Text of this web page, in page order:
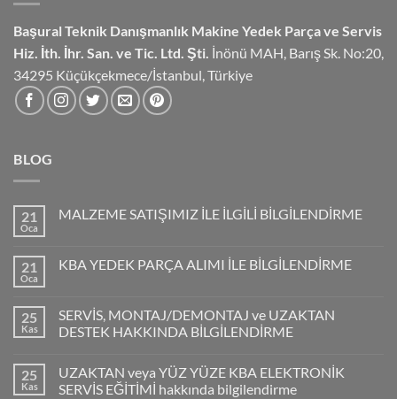
Başural Teknik Danışmanlık Makine Yedek Parça ve Servis
Hiz. İth. İhr. San. ve Tic. Ltd. Şti. İnönü MAH, Barış Sk. No:20,
34295 Küçükçekmece/İstanbul, Türkiye
BLOG
21
Oca
MALZEME SATIŞIMIZ İLE İLGİLİ BİLGİLENDİRME
21
Oca
KBA YEDEK PARÇA ALIMI İLE BİLGİLENDİRME
25
Kas
SERVİS, MONTAJ/DEMONTAJ ve UZAKTAN
DESTEK HAKKINDA BİLGİLENDİRME
25
Kas
UZAKTAN veya YÜZ YÜZE KBA ELEKTRONİK
SERVİS EĞİTİMİ hakkında bilgilendirme